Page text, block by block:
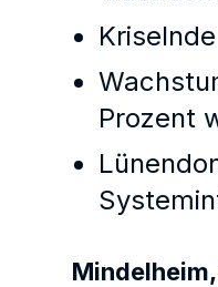
Prozent